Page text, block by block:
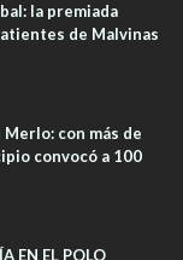
la premiada
de Malvinas
con más de
convocó a 100
EN EL POLO